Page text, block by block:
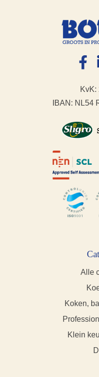
Alle
Koken,
Klein
KvK:
IBAN: NL54